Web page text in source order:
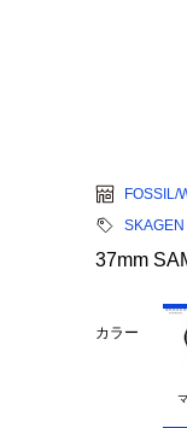
FOSSIL/
SKAGEN
37mm
カラー